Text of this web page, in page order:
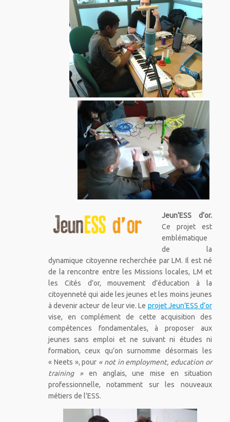
Jeun’ESS d’or.
Ce projet est
emblématique
de la
dynamique citoyenne recherchée par LM. Il est né
de la rencontre entre les Missions locales, LM et
les Cités d’or, mouvement d’éducation à la
citoyenneté qui aide les jeunes et les moins jeunes
à devenir acteur de leur vie. Le projet Jeun’ESS d’or
vise, en complément de cette acquisition des
compétences fondamentales, à proposer aux
jeunes sans emploi et ne suivant ni études ni
formation, ceux qu’on surnomme désormais les
« Neets », pour « not in employment, education or
training » en anglais, une mise en situation
professionnelle, notamment sur les nouveaux
métiers de l’ESS.